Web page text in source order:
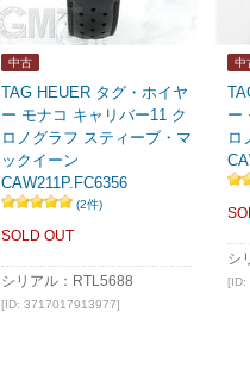
中古
TAG HEUER タグ・ホイヤ
ー モナコ キャリバー11 ク
ロノグラフ スティーブ・マ
ックイーン
CAW211P.FC6356
(2件)
SOLD OUT
シリアル：RTL5688
[ID: 3717017913977]
中
ー
ロ
シ
[ID: